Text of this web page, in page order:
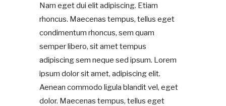
Nam eget dui elit adipiscing. Etiam
rhoncus. Maecenas tempus, tellus eget
condimentum rhoncus, sem quam
semper libero, sit amet tempus
adipiscing sem neque sed ipsum. Lorem
ipsum dolor sit amet, adipiscing elit.
Aenean commodo ligula blandit vel, eget
dolor. Maecenas tempus, tellus eget